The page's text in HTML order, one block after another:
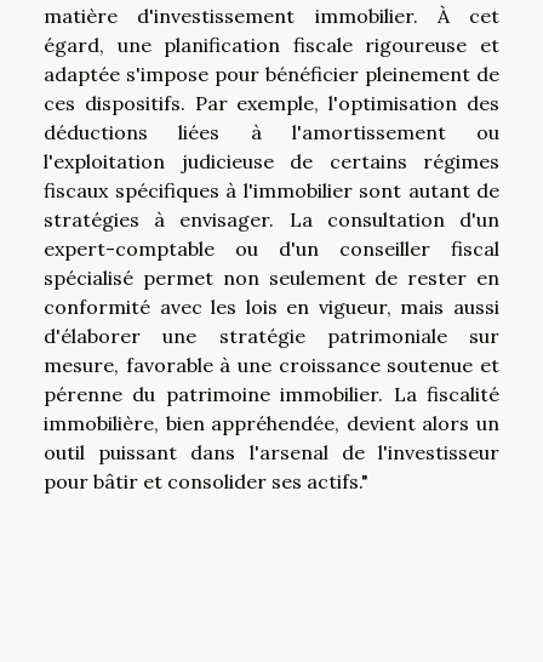
matière d'investissement immobilier. À cet
égard, une planification fiscale rigoureuse et
adaptée s'impose pour bénéficier pleinement de
ces dispositifs. Par exemple, l'optimisation des
déductions liées à l'amortissement ou
l'exploitation judicieuse de certains régimes
fiscaux spécifiques à l'immobilier sont autant de
stratégies à envisager. La consultation d'un
expert-comptable ou d'un conseiller fiscal
spécialisé permet non seulement de rester en
conformité avec les lois en vigueur, mais aussi
d'élaborer une stratégie patrimoniale sur
mesure, favorable à une croissance soutenue et
pérenne du patrimoine immobilier. La fiscalité
immobilière, bien appréhendée, devient alors un
outil puissant dans l'arsenal de l'investisseur
pour bâtir et consolider ses actifs."